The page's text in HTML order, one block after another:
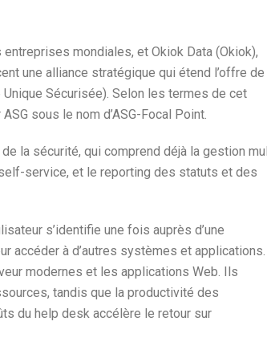
mondiales, et Okiok Data (Okiok),
une alliance stratégique qui étend l’offre de
Unique Sécurisée). Selon les termes de cet
sous le nom d’ASG-Focal Point.
la sécurité, qui comprend déjà la gestion
service, et le reporting des statuts et des
s’identifie une fois auprès d’une
accéder à d’autres systèmes et applications.
modernes et les applications Web. Ils
tandis que la productivité des
du help desk accélère le retour sur